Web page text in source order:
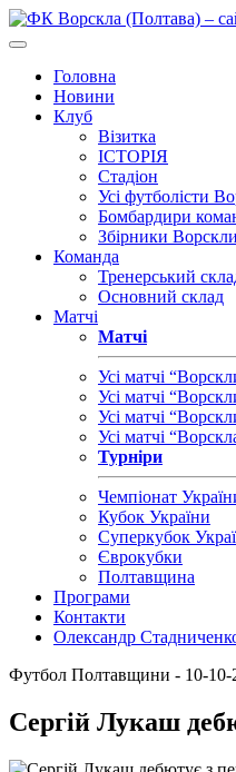
Головна
Новини
Клуб
Візитка
ІСТОРІЯ
Стадіон
Усі футболісти
Бомбардири
Збірники Ворскли
Команда
Тренерський
Основний склад
Матчі
Матчі
Усі матчі
Усі матчі
Усі матчі
Усі матчі
Турніри
Чемпіонат
Кубок України
Суперкубок
Єврокубки
Полтавщина
Програми
Контакти
Олександр
Футбол Полтавщини - 10-10-
Сергій Лукаш